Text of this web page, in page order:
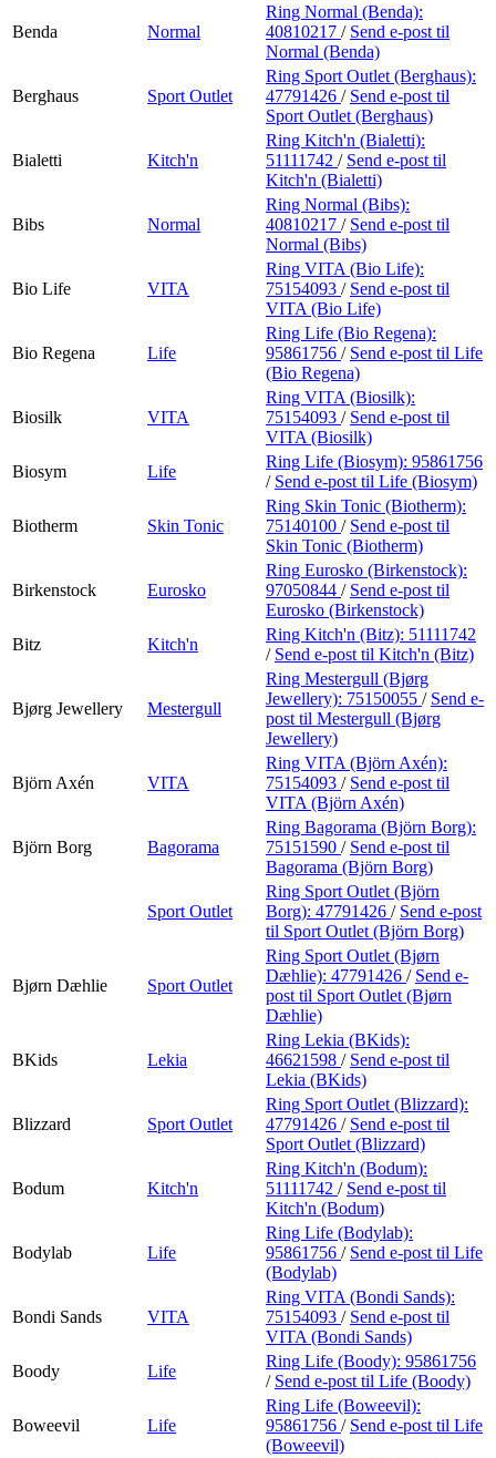
Benda Normal
Ring Normal (Benda):
40810217 / Send e-post til
Normal (Benda)
Berghaus Sport Outlet
Ring Sport Outlet (Berghaus):
47791426 / Send e-post til
Sport Outlet (Berghaus)
Bialetti Kitch'n
Ring Kitch'n (Bialetti):
51111742 / Send e-post til
Kitch'n (Bialetti)
Bibs Normal
Ring Normal (Bibs):
40810217 / Send e-post til
Normal (Bibs)
Bio Life VITA
Ring VITA (Bio Life):
75154093 / Send e-post til
VITA (Bio Life)
Bio Regena Life
Ring Life (Bio Regena):
95861756 / Send e-post til Life
(Bio Regena)
Biosilk VITA
Ring VITA (Biosilk):
75154093 / Send e-post til
VITA (Biosilk)
Biosym
Life
Ring Life (Biosym): 95861756
/ Send e-post til Life (Biosym)
Biotherm Skin Tonic
Ring Skin Tonic (Biotherm):
75140100 / Send e-post til
Skin Tonic (Biotherm)
Birkenstock Eurosko
Ring Eurosko (Birkenstock):
97050844 / Send e-post til
Eurosko (Birkenstock)
Bitz
Kitch'n
Ring Kitch'n (Bitz): 51111742
/ Send e-post til Kitch'n (Bitz)
Bjørg Jewellery Mestergull
Ring Mestergull (Bjørg
Jewellery): 75150055 / Send e-
post til Mestergull (Bjørg
Jewellery)
Björn Axén VITA
Ring VITA (Björn Axén):
75154093 / Send e-post til
VITA (Björn Axén)
Björn Borg Bagorama
Ring Bagorama (Björn Borg):
75151590 / Send e-post til
Bagorama (Björn Borg)
Sport Outlet
Ring Sport Outlet (Björn
Borg): 47791426 / Send e-post
til Sport Outlet (Björn Borg)
Bjørn Dæhlie Sport Outlet
Ring Sport Outlet (Bjørn
Dæhlie): 47791426 / Send e-
post til Sport Outlet (Bjørn
Dæhlie)
BKids Lekia
Ring Lekia (BKids):
46621598 / Send e-post til
Lekia (BKids)
Blizzard Sport Outlet
Ring Sport Outlet (Blizzard):
47791426 / Send e-post til
Sport Outlet (Blizzard)
Bodum Kitch'n
Ring Kitch'n (Bodum):
51111742 / Send e-post til
Kitch'n (Bodum)
Bodylab Life
Ring Life (Bodylab):
95861756 / Send e-post til Life
(Bodylab)
Bondi Sands VITA
Ring VITA (Bondi Sands):
75154093 / Send e-post til
VITA (Bondi Sands)
Boody
Life
Ring Life (Boody): 95861756
/ Send e-post til Life (Boody)
Boweevil Life
Ring Life (Boweevil):
95861756 / Send e-post til Life
(Boweevil)